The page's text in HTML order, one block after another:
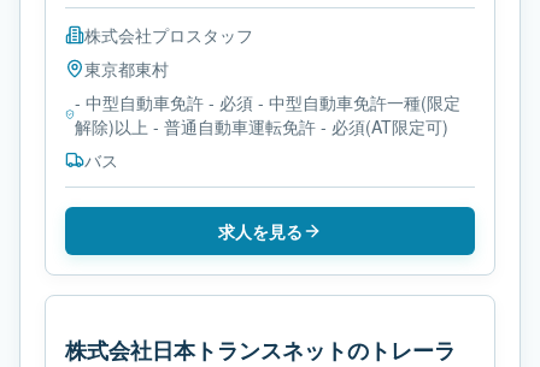
株式会社プロスタッフ
東京都東村
- 中型自動車免許 - 必須 - 中型自動車免許一種(限定
解除)以上 - 普通自動車運転免許 - 必須(AT限定可)
バス
求人を見る
株式会社日本トランスネットのトレーラ